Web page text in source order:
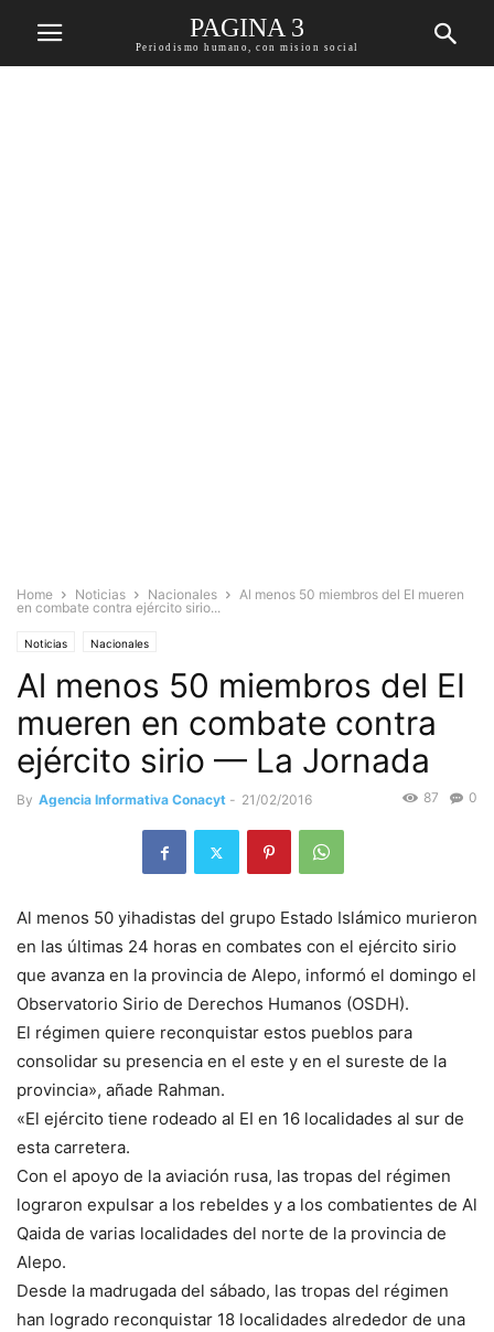
PAGINA 3
Periodismo humano, con mision social
Home Noticias Nacionales
Al menos 50 miembros del EI mueren
en combate contra ejército sirio...
Noticias Nacionales
Al menos 50 miembros del EI
mueren en combate contra
ejército sirio — La Jornada
By Agencia Informativa Conacyt - 21/02/2016 0
87
Al menos 50 yihadistas del grupo Estado Islámico murieron
en las últimas 24 horas en combates con el ejército sirio
que avanza en la provincia de Alepo, informó el domingo el
Observatorio Sirio de Derechos Humanos (OSDH).
El régimen quiere reconquistar estos pueblos para
consolidar su presencia en el este y en el sureste de la
provincia», añade Rahman.
«El ejército tiene rodeado al EI en 16 localidades al sur de
esta carretera.
Con el apoyo de la aviación rusa, las tropas del régimen
lograron expulsar a los rebeldes y a los combatientes de Al
Qaida de varias localidades del norte de la provincia de
Alepo.
Desde la madrugada del sábado, las tropas del régimen
han logrado reconquistar 18 localidades alrededor de una